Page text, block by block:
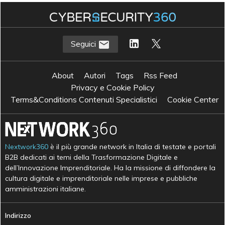
Seguici
About Autori Tags
Rss Feed
Privacy e Cookie Policy
Terms&Conditions Contenuti Specialistici
Cookie Center
Nextwork360 è il più grande network in Italia di testate e portali
B2B dedicati ai temi della Trasformazione Digitale e
dell’Innovazione Imprenditoriale. Ha la missione di diffondere la
cultura digitale e imprenditoriale nelle imprese e pubbliche
amministrazioni italiane.
Indirizzo